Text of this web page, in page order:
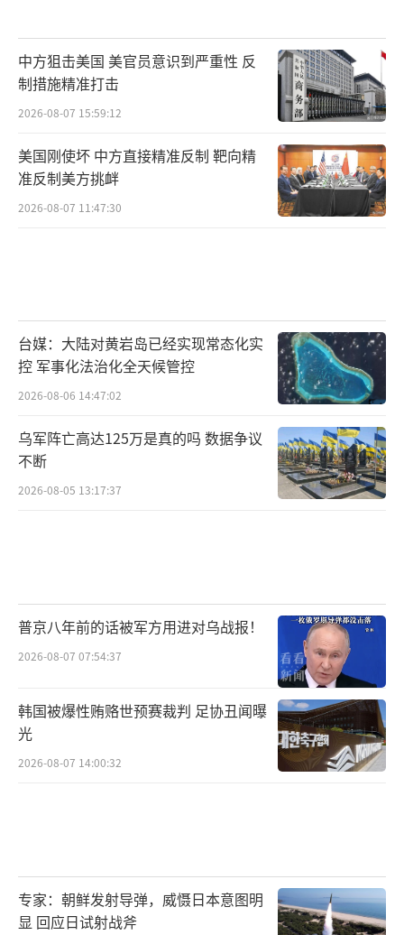
中方狙击美国 美官员意识到严重性 反
制措施精准打击
2026-08-07 15:59:12
美国刚使坏 中方直接精准反制 靶向精
准反制美方挑衅
2026-08-07 11:47:30
台媒：大陆对黄岩岛已经实现常态化实
控 军事化法治化全天候管控
2026-08-06 14:47:02
乌军阵亡高达125万是真的吗 数据争议
不断
2026-08-05 13:17:37
普京八年前的话被军方用进对乌战报！
2026-08-07 07:54:37
韩国被爆性贿赂世预赛裁判 足协丑闻曝
光
2026-08-07 14:00:32
专家：朝鲜发射导弹，威慑日本意图明
显 回应日试射战斧